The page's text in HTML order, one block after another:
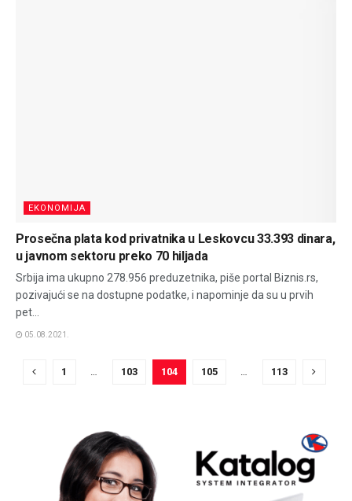
EKONOMIJA
Prosečna plata kod privatnika u Leskovcu 33.393 dinara,
u javnom sektoru preko 70 hiljada
Srbija ima ukupno 278.956 preduzetnika, piše portal Biznis.rs,
pozivajući se na dostupne podatke, i napominje da su u prvih
pet...
05.08.2021.
1 … 103 104 105 … 113